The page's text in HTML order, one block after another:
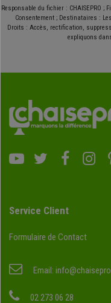
Responsable du fichier : CHAISEPRO
Consentement ; Destinataires :
Droits : Accès, rectification,
expliquons
Service Client
Formulaire de Contact
Email:
02 273 06 28